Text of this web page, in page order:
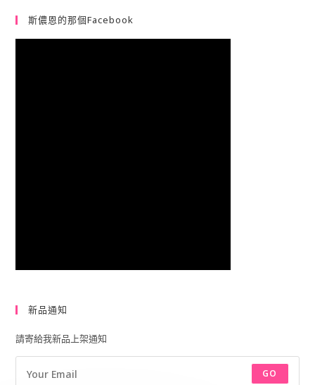
斯儂恩的那個Facebook
新品通知
請寄給我新品上架通知
GO